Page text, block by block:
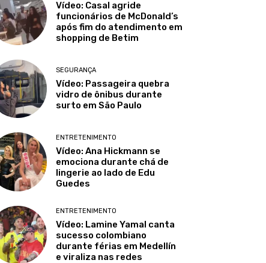
Vídeo: Casal agride
funcionários de McDonald’s
após fim do atendimento em
shopping de Betim
SEGURANÇA
Vídeo: Passageira quebra
vidro de ônibus durante
surto em São Paulo
ENTRETENIMENTO
Vídeo: Ana Hickmann se
emociona durante chá de
lingerie ao lado de Edu
Guedes
ENTRETENIMENTO
Vídeo: Lamine Yamal canta
sucesso colombiano
durante férias em Medellín
e viraliza nas redes